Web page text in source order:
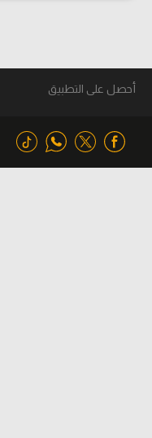
أحصل على التطبيق